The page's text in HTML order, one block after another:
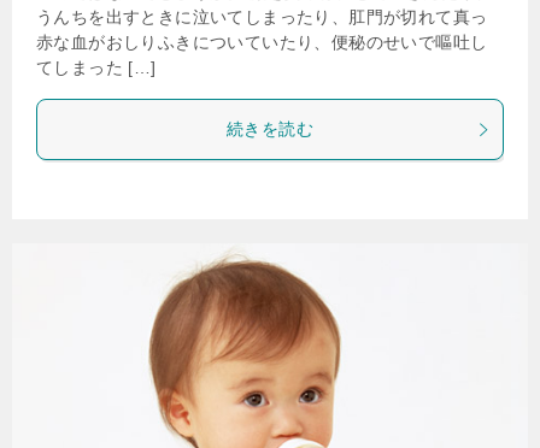
うんちを出すときに泣いてしまったり、肛門が切れて真っ
赤な血がおしりふきについていたり、便秘のせいで嘔吐し
てしまった […]
続きを読む